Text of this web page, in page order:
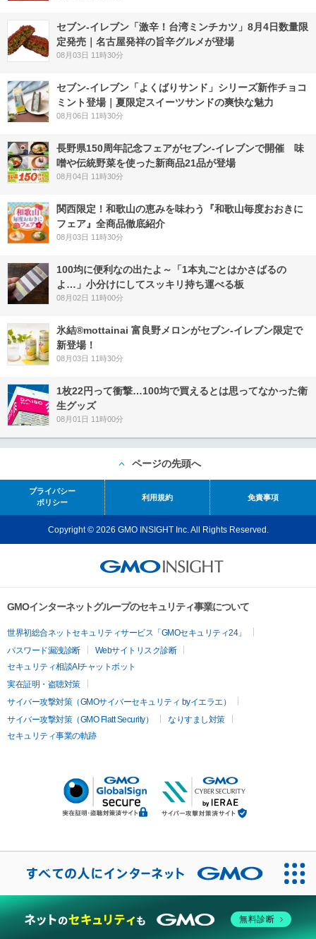
セブン-イレブン「激辛！台湾ミンチカツ」8月4日数量限
定発売｜名古屋発祥の旨辛グルメが登場
08月03日 11時30分
セブン‐イレブン「よくばりサンド」シリーズ新作チョコ
ミント登場｜夏限定スイーツサンドの爽快な魅力
08月06日 11時30分
長野県150周年記念フェアがセブン-イレブンで開催 味
噌や伝統野菜を使った新商品21品が登場
08月04日 11時30分
関西限定！和歌山の恵みを味わう『和歌山毎度おおきに
フェア』全商品徹底紹介
08月03日 11時30分
100均に便利なの出たよ～「1本丸ごとはかさばるの
よ…」小分けにしてスッキリ持ち運べる板
08月02日 11時00分
氷結®mottainai 富良野メロンがセブン‐イレブン限定で
新登場！
08月03日 11時30分
1枚22円って衝撃…100均で買えるとは思ってなかった衛
生グッズ
08月01日 11時00分
ページの先頭へ
プライバシー
ポリシー
利用規約 免責事項
Copyright © 2026 GMO INSIGHT Inc. All Rights Reserved.
GMOインターネットグループのセキュリティ事業について
世界初総合ネットセキュリティサービス「GMOセキュリティ24」
パスワード漏洩診断
Webサイトリスク診断
セキュリティ相談AIチャットボット
実在証明・盗聴対策
サイバー攻撃対策（GMOサイバーセキュリティ byイエラエ）
サイバー攻撃対策（GMO Flatt Security）
なりすまし対策
セキュリティ事業の軌跡
無料診断